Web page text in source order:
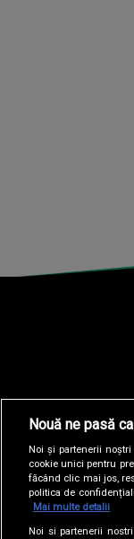
Nouă ne pasă
Noi și partenerii noștri
cookie unici pentru
făcând clic mai jos,
politica de
Mai multe detalii
Noi si partenerii